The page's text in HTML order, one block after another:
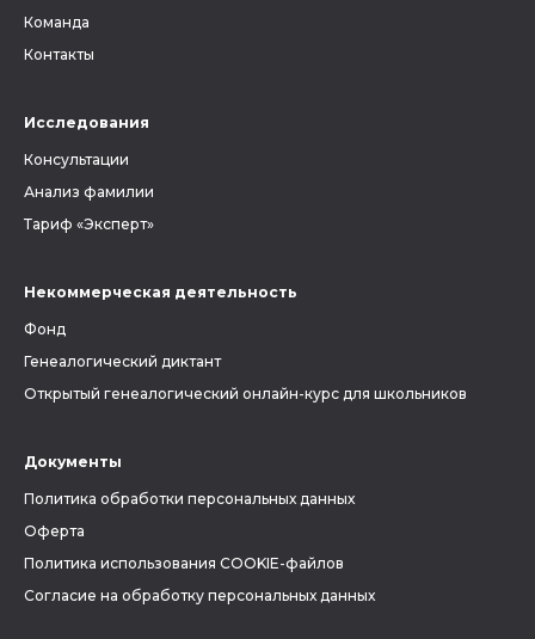
Команда
Контакты
Исследования
Консультации
Анализ фамилии
Тариф «Эксперт»
Некоммерческая деятельность
Фонд
Генеалогический диктант
Открытый генеалогический онлайн-курс для школьников
Документы
Политика обработки персональных данных
Оферта
Политика использования COOKIE-файлов
Согласие на обработку персональных данных